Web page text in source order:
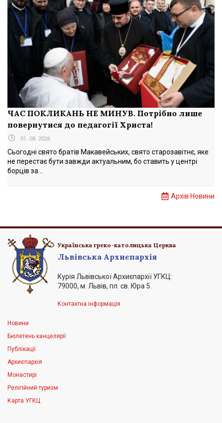
ЧАС ПОКЛИКАНЬ НЕ МИНУВ. Потрібно лише
повернутися до педагогії Христа!
01. 08. 2026
Сьогодні свято братів Макавейських, свято старозавітнє, яке
не перестає бути завжди актуальним, бо ставить у центрі
борців за...
Архів Новини
Українська греко-католицька Церква
Львівська Архиєпархія
Курія Львівської Архиєпархії УГКЦ:
79000, м. Львів, пл. св. Юра 5.
Контактна інформація
Новини
Бюлетень канцелярії
Публікації
Архиєпархія
Монастирі
Релігійний туризм
Карта УГКЦ